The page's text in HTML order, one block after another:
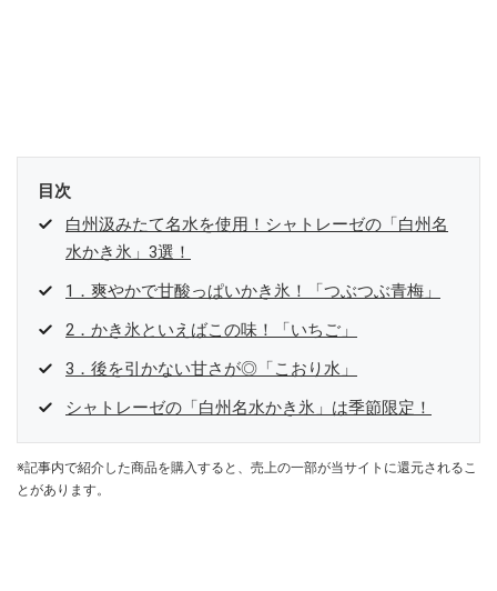
目次
白州汲みたて名水を使用！シャトレーゼの「白州名
水かき氷」3選！
1．爽やかで甘酸っぱいかき氷！「つぶつぶ青梅」
2．かき氷といえばこの味！「いちご」
3．後を引かない甘さが◎「こおり水」
シャトレーゼの「白州名水かき氷」は季節限定！
※記事内で紹介した商品を購入すると、売上の一部が当サイトに還元されるこ
とがあります。